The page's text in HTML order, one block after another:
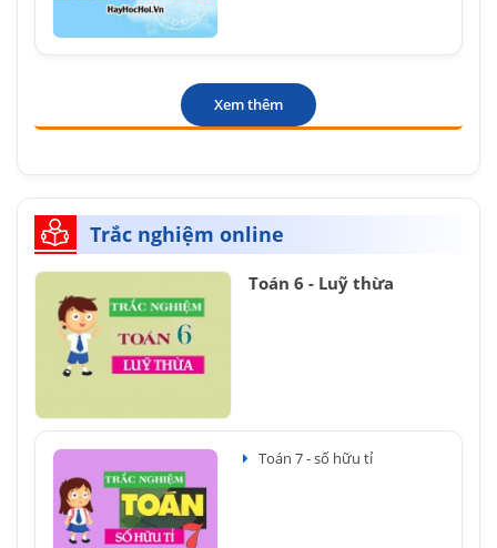
Xem thêm
Trắc nghiệm online
Toán 6 - Luỹ thừa
Toán 7 - số hữu tỉ